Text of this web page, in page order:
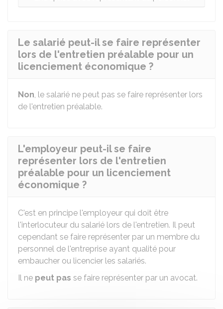
Le salarié peut-il se faire représenter
lors de l'entretien préalable pour un
licenciement économique ?
Non, le salarié ne peut pas se faire représenter lors
de l'entretien préalable.
L'employeur peut-il se faire
représenter lors de l'entretien
préalable pour un licenciement
économique ?
C'est en principe l'employeur qui doit être
l'interlocuteur du salarié lors de l'entretien. Il peut
cependant se faire représenter par un membre du
personnel de l'entreprise ayant qualité pour
embaucher ou licencier les salariés.
Il ne peut pas se faire représenter par un avocat.